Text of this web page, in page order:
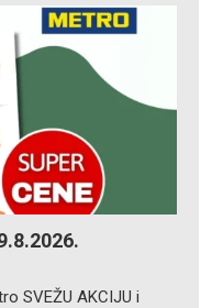
SVEŽU AKCIJU i